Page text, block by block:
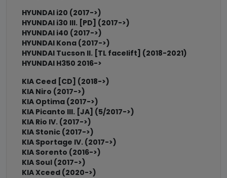
HYUNDAI i20 (2017->)
HYUNDAI i30 III. [PD] (2017->)
HYUNDAI i40 (2017->)
HYUNDAI Kona (2017->)
HYUNDAI Tucson II. [TL facelift] (2018-2021)
HYUNDAI H350 2016->
KIA Ceed [CD] (2018->)
KIA Niro (2017->)
KIA Optima (2017->)
KIA Picanto III. [JA] (5/2017->)
KIA Rio IV. (2017->)
KIA Stonic (2017->)
KIA Sportage IV. (2017->)
KIA Sorento (2016->)
KIA Soul (2017->)
KIA Xceed (2020->)